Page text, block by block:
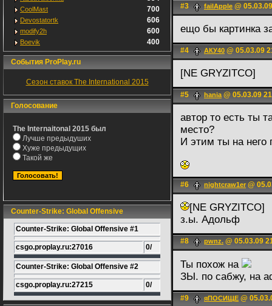
CoolMast 700
Devostatortk 606
modify2h 600
Boevik 400
События ProPlay.ru
Сезон ставок The International 2015
Голосование
The Internaitonal 2015 был
Лучше предыдуших
Хуже предыдущих
Такой же
Counter-Strike: Global Offensive
Counter-Strike: Global Offensive #1
csgo.proplay.ru:27016 0/
Counter-Strike: Global Offensive #2
csgo.proplay.ru:27215 0/
#3 failApple @
ещо бы картинка
#4 АКУ40 @ 05.03.09
[NE GRYZITCO]
#5 hania@ 05.03.09
автор то есть ты
место?
И этим ты на него
#6 nightcraw1er @
[NE GRYZITCO]
з.ы. Адольф
#8 pwnz. @ 05.03.09
Ты похож на
ЗЫ. по сабжу, на
#9 яПОСИЩЕ @